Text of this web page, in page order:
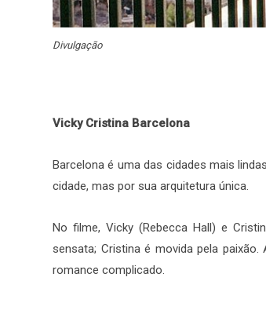
Divulgação
Vicky Cristina Barcelona
Barcelona é uma das cidades mais
cidade, mas por sua arquitetura única.
No filme, Vicky (Rebecca Hall) e
sensata; Cristina é movida pela
romance complicado.